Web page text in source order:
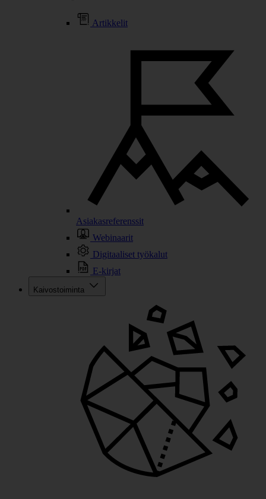
Artikkelit
Asiakasreferenssit
Webinaarit
Digitaaliset työkalut
E-kirjat
Kaivostoiminta